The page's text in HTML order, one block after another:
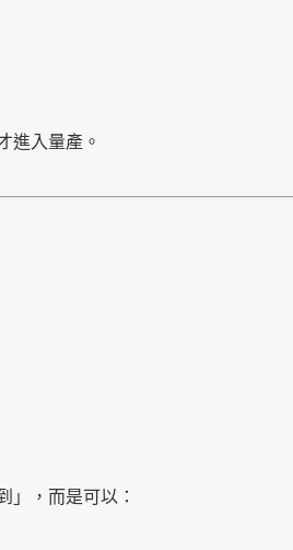
進入量產。
」，而是可以：